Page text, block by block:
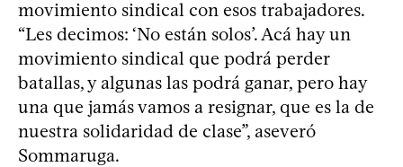
movimiento sindical con esos trabajadores.
“Les decimos: ‘No están solos’. Acá hay un
movimiento sindical que podrá perder
batallas, y algunas las podrá ganar, pero hay
una que jamás vamos a resignar, que es la de
nuestra solidaridad de clase”, aseveró
Sommaruga.